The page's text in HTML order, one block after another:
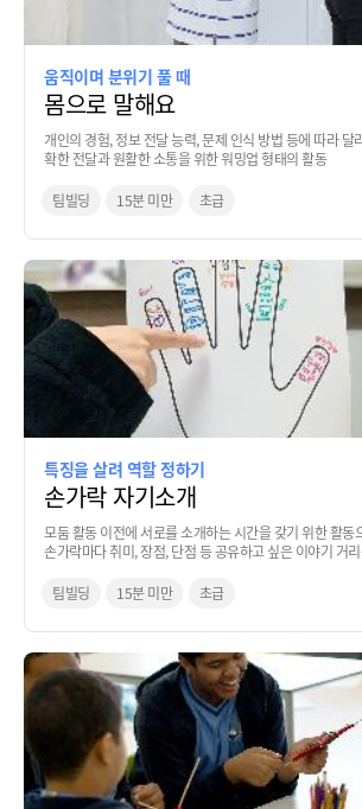
움직이며 분위기 풀 때
몸으로 말해요
개인의 경험, 정보 전달 능력, 문제 인식 방법 등에 따라 달
확한 전달과 원활한 소통을 위한 워밍업 형태의 활동
팀빌딩 15분 미만 초급
특징을 살려 역할 정하기
손가락 자기소개
모둠 활동 이전에 서로를 소개하는 시간을 갖기 위한 활동
손가락마다 취미, 장점, 단점 등 공유하고 싶은 이야기 거
팀빌딩
15분 미만 초급